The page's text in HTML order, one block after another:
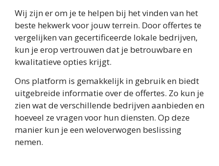
Wij zijn er om je te helpen bij het vinden van het
beste hekwerk voor jouw terrein. Door offertes te
vergelijken van gecertificeerde lokale bedrijven,
kun je erop vertrouwen dat je betrouwbare en
kwalitatieve opties krijgt.
Ons platform is gemakkelijk in gebruik en biedt
uitgebreide informatie over de offertes. Zo kun je
zien wat de verschillende bedrijven aanbieden en
hoeveel ze vragen voor hun diensten. Op deze
manier kun je een weloverwogen beslissing
nemen.